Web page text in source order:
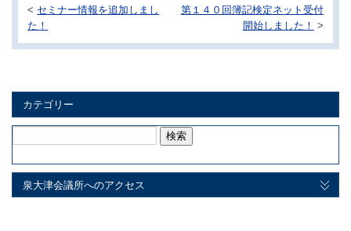
< セミナー情報を追加しまし
た！
第１４０回簿記検定ネット受付
開始しました！
>
カテゴリー
泉大津会議所へのアクセス